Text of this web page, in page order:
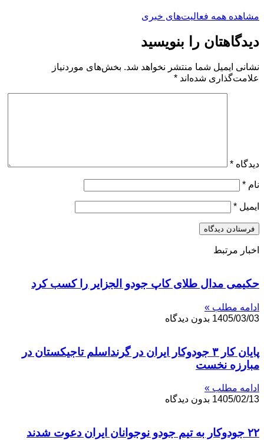
مشاهده همه فعالیت‌های خبری
دیدگاهتان را بنویسید
نشانی ایمیل شما منتشر نخواهد شد. بخش‌های موردنیاز
علامت‌گذاری شده‌اند *
دیدگاه *
نام *
ایمیل *
اخبار مرتبط
حکیمی مدال طلای کاپ جودو الجزایر را کسب کرد
ادامه مطلب »
1405/03/03 بدون دیدگاه
پایان کار ۳ جودوکار ایران در گرنداسلم تاجیکستان در
مبارزه نخست
ادامه مطلب »
1405/02/13 بدون دیدگاه
۲۲ جودوکار به تیم جودو نوجوانان ایران دعوت شدند